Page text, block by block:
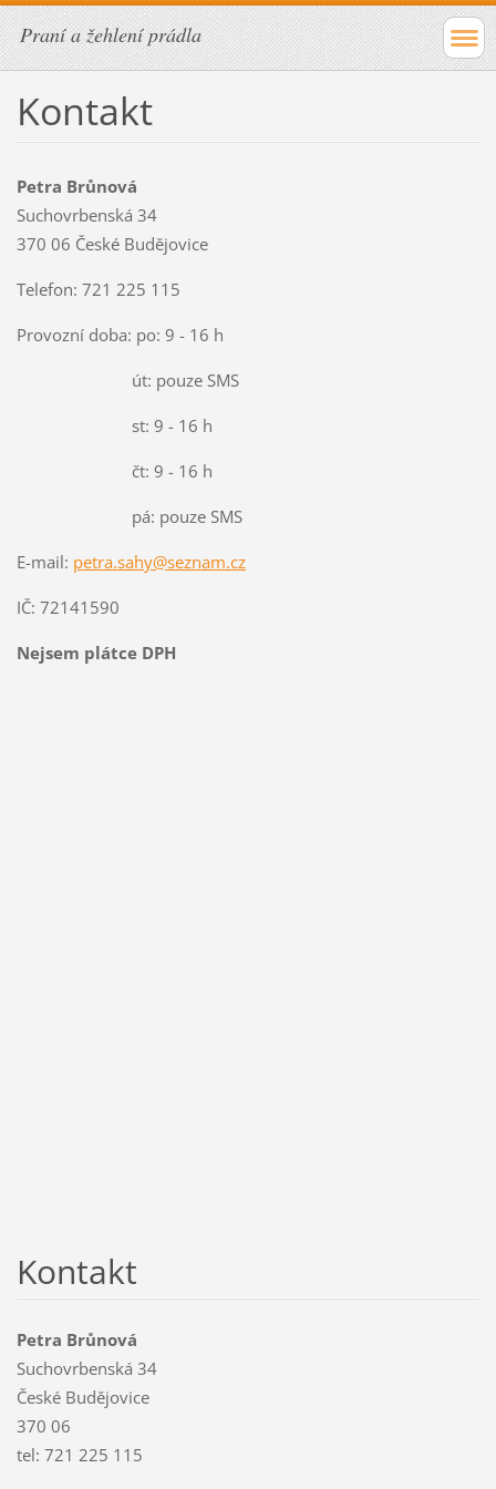
Praní a žehlení prádla
Kontakt
Petra Brůnová
Suchovrbenská 34
370 06 České Budějovice
Telefon: 721 225 115
Provozní doba: po: 9 - 16 h
út: pouze SMS
st: 9 - 16 h
čt: 9 - 16 h
pá: pouze SMS
E-mail: petra.sahy@seznam.cz
IČ: 72141590
Nejsem plátce DPH
Kontakt
Petra Brůnová
Suchovrbenská 34
České Budějovice
370 06
tel: 721 225 115